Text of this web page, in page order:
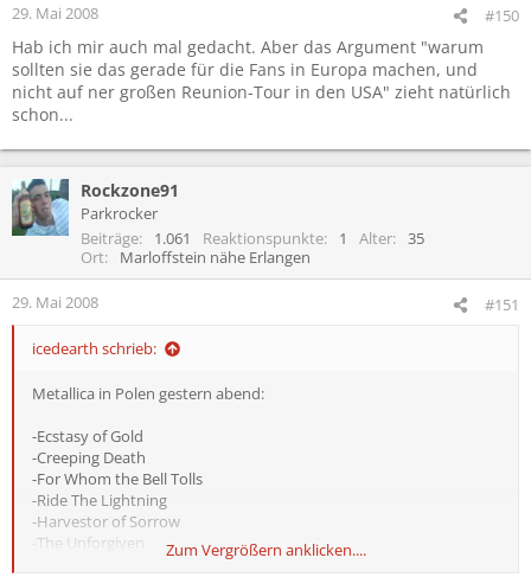
29. Mai 2008 #150
Hab ich mir auch mal gedacht. Aber das Argument "warum
sollten sie das gerade für die Fans in Europa machen, und
nicht auf ner großen Reunion-Tour in den USA" zieht natürlich
schon...
Rockzone91
Parkrocker
Beiträge
1.061 Reaktionspunkte 1 Alter
35
Ort
Marloffstein nähe Erlangen
29. Mai 2008 #151
icedearth schrieb:
Metallica in Polen gestern abend:
-Ecstasy of Gold
-Creeping Death
-For Whom the Bell Tolls
-Ride The Lightning
-Harvestor of Sorrow
-The Unforgiven
Zum Vergrößern anklicken....